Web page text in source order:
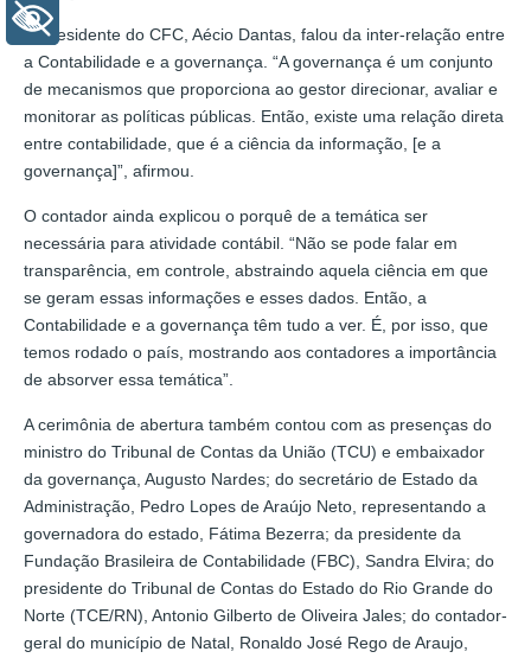
O presidente do CFC, Aécio Dantas, falou da inter-relação entre
a Contabilidade e a governança. “A governança é um conjunto
de mecanismos que proporciona ao gestor direcionar, avaliar e
monitorar as políticas públicas. Então, existe uma relação direta
entre contabilidade, que é a ciência da informação, [e a
governança]”, afirmou.
O contador ainda explicou o porquê de a temática ser
necessária para atividade contábil. “Não se pode falar em
transparência, em controle, abstraindo aquela ciência em que
se geram essas informações e esses dados. Então, a
Contabilidade e a governança têm tudo a ver. É, por isso, que
temos rodado o país, mostrando aos contadores a importância
de absorver essa temática”.
A cerimônia de abertura também contou com as presenças do
ministro do Tribunal de Contas da União (TCU) e embaixador
da governança, Augusto Nardes; do secretário de Estado da
Administração, Pedro Lopes de Araújo Neto, representando a
governadora do estado, Fátima Bezerra; da presidente da
Fundação Brasileira de Contabilidade (FBC), Sandra Elvira; do
presidente do Tribunal de Contas do Estado do Rio Grande do
Norte (TCE/RN), Antonio Gilberto de Oliveira Jales; do contador-
geral do município de Natal, Ronaldo José Rego de Araujo,